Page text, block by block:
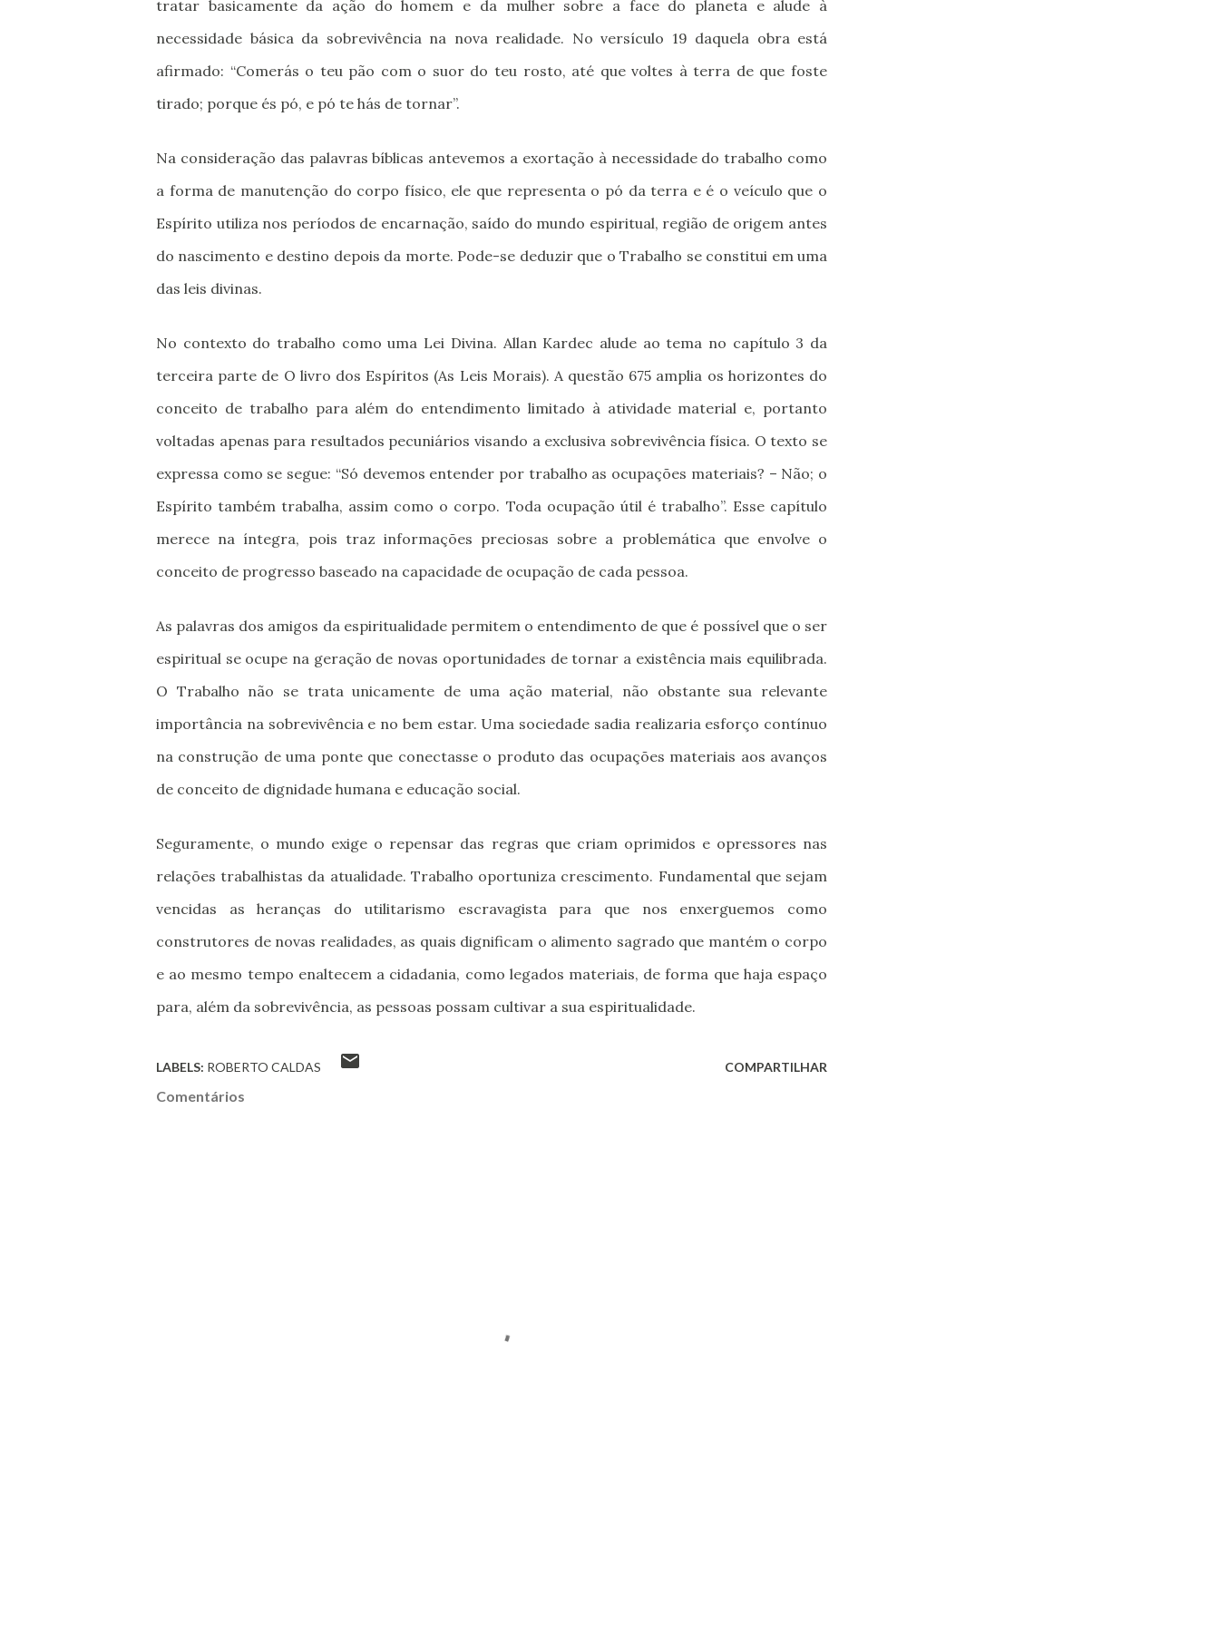
tratar basicamente da ação do homem e da mulher sobre a face do planeta e alude à
necessidade básica da sobrevivência na nova realidade. No versículo 19 daquela obra está
afirmado: “Comerás o teu pão com o suor do teu rosto, até que voltes à terra de que foste
tirado; porque és pó, e pó te hás de tornar”.
Na consideração das palavras bíblicas antevemos a exortação à necessidade do trabalho como
a forma de manutenção do corpo físico, ele que representa o pó da terra e é o veículo que o
Espírito utiliza nos períodos de encarnação, saído do mundo espiritual, região de origem antes
do nascimento e destino depois da morte. Pode-se deduzir que o Trabalho se constitui em uma
das leis divinas.
No contexto do trabalho como uma Lei Divina. Allan Kardec alude ao tema no capítulo 3 da
terceira parte de O livro dos Espíritos (As Leis Morais). A questão 675 amplia os horizontes do
conceito de trabalho para além do entendimento limitado à atividade material e, portanto
voltadas apenas para resultados pecuniários visando a exclusiva sobrevivência física. O texto se
expressa como se segue: “Só devemos entender por trabalho as ocupações materiais? – Não; o
Espírito também trabalha, assim como o corpo. Toda ocupação útil é trabalho”. Esse capítulo
merece na íntegra, pois traz informações preciosas sobre a problemática que envolve o
conceito de progresso baseado na capacidade de ocupação de cada pessoa.
As palavras dos amigos da espiritualidade permitem o entendimento de que é possível que o ser
espiritual se ocupe na geração de novas oportunidades de tornar a existência mais equilibrada.
O Trabalho não se trata unicamente de uma ação material, não obstante sua relevante
importância na sobrevivência e no bem estar. Uma sociedade sadia realizaria esforço contínuo
na construção de uma ponte que conectasse o produto das ocupações materiais aos avanços
de conceito de dignidade humana e educação social.
Seguramente, o mundo exige o repensar das regras que criam oprimidos e opressores nas
relações trabalhistas da atualidade. Trabalho oportuniza crescimento. Fundamental que sejam
vencidas as heranças do utilitarismo escravagista para que nos enxerguemos como
construtores de novas realidades, as quais dignificam o alimento sagrado que mantém o corpo
e ao mesmo tempo enaltecem a cidadania, como legados materiais, de forma que haja espaço
para, além da sobrevivência, as pessoas possam cultivar a sua espiritualidade.
LABELS: ROBERTO CALDAS COMPARTILHAR
Comentários